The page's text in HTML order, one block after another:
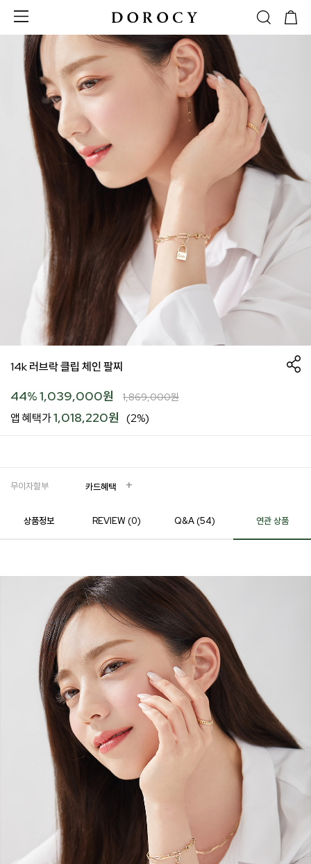
14k 러브락 클립 체인 팔찌
44%1,039,000원 1,869,000원
앱 혜택가1,018,220원 (2%)
무이자할부 카드혜택
상품정보 REVIEW (0) Q&A (54) 연관 상품